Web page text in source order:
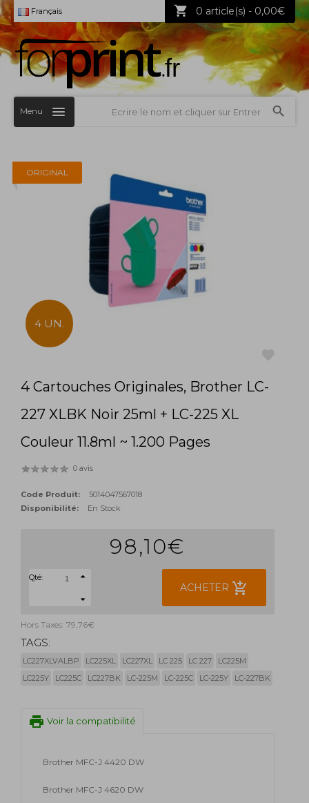
Français 0 article(s) - 0,00€
Menu
ORIGINAL
4 UN.
4 Cartouches Originales, Brother LC-
227 XLBK Noir 25ml + LC-225 XL
Couleur 11.8ml ~ 1.200 Pages
0 avis
Code Produit:
5014047567018
Disponibilité:
En Stock
98,10€
Qté:
ACHETER add_shopping_cart
Hors Taxes: 79,76€
TAGS:
LC227XLVALBP LC225XL LC227XL LC 225 LC 227
LC225M
LC225Y
LC225C LC227BK LC-225M LC-225C LC-225Y LC-227BK
print Voir la compatibilité
Brother MFC-J 4420 DW
Brother MFC-J 4620 DW